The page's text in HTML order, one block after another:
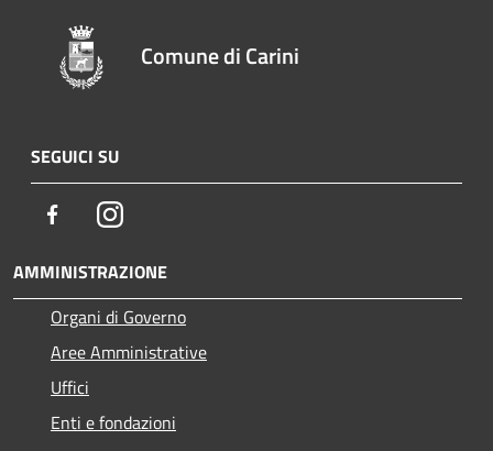
Comune di Carini
SEGUICI SU
FacebookInstagram
AMMINISTRAZIONE
Organi di Governo
Aree Amministrative
Uffici
Enti e fondazioni